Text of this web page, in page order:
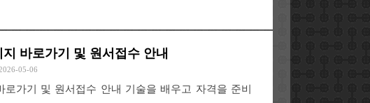
바로가기 및 원서접수 안내
05-06
로가기 및 원서접수 안내 기술을 배우고 자격을 준비